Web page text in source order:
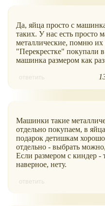
Да, яйца просто с
таких. У нас есть
металлические, помню их
"Перекрестке" покупали
машинка размером как
ответить
Машинки такие
отдельно покупаем, в
подарок детишкам
отдельно - выбрать
Если размером с киндер -
наверное, нету.
ответить